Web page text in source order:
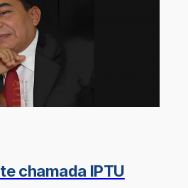
chamada IPTU